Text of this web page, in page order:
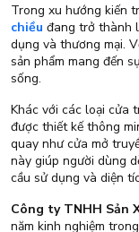
Trong xu hướng kiến
chiều đang trở thành
dụng và thương mại.
sản phẩm mang đến
sống.
Khác với các loại cửa
được thiết kế thông
quay như cửa mở
này giúp người dùng
cầu sử dụng và diện
Công ty TNHH Sản
năm kinh nghiệm